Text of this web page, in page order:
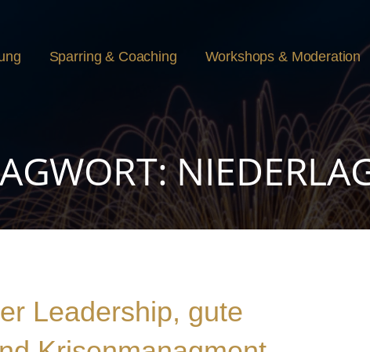
Sparring & Coaching Workshops & Moderation
Leadership, gute